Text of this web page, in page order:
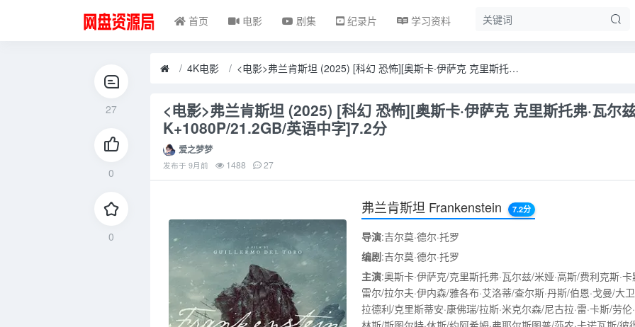
首页 电影 剧集 纪录片 学习资料
27
0
0
4K电影 <电影>弗兰肯斯坦 (2025) [科幻 恐怖][奥斯卡·伊萨克 克里斯托弗·瓦尔兹][4K+1080P/21.2GB/英语中字]7.2分
<电影>弗兰肯斯坦 (2025) [科幻 恐怖][奥斯卡·伊萨克 克里斯托弗·瓦尔
K+1080P/21.2GB/英语中字]7.2分
爱之梦梦
发布于 9月前 1488 27
弗兰肯斯坦 Frankenstein 7.2分
导演:吉尔莫·德尔·托罗
编剧:吉尔莫·德尔·托罗
主演:奥斯卡·伊萨克/克里斯托弗·瓦尔兹/米娅·高斯/费利克斯·卡
雷尔/拉尔夫·伊内森/雅各布·艾洛蒂/查尔斯·丹斯/伯恩·戈曼/大
拉德利/克里斯蒂安·康佛瑞/拉斯·米克尔森/尼古拉·雷·卡斯/劳伦